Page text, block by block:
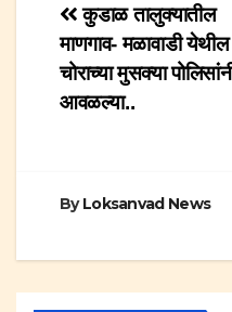
Post
कुडाळ तालुक्यातील
माणगाव- मळावाडी येथील
चोराच्या मुसक्या
आवळल्या..
ByLoksanvad News